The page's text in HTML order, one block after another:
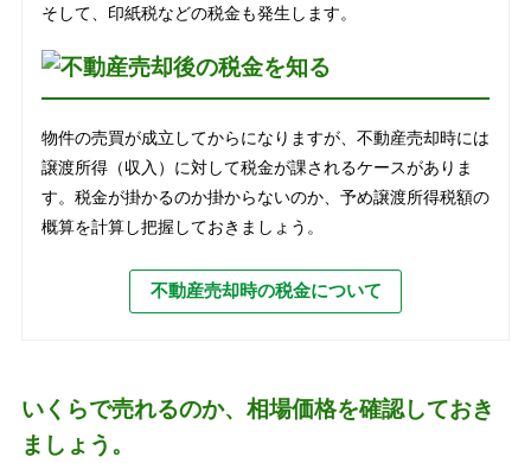
そして、印紙税などの税金も発生します。
物件の売買が成立してからになりますが、不動産売却時には
譲渡所得（収入）に対して税金が課されるケースがありま
す。税金が掛かるのか掛からないのか、予め譲渡所得税額の
概算を計算し把握しておきましょう。
不動産売却時の税金について
いくらで売れるのか、相場価格を確認しておき
ましょう。